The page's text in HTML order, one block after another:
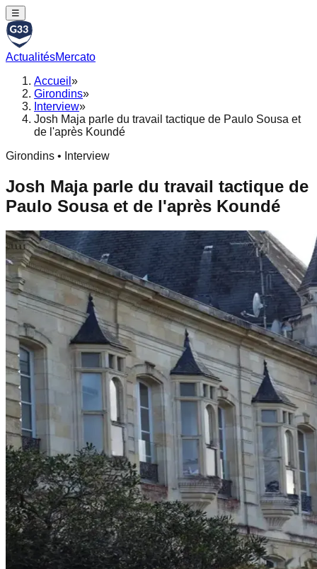
☰
ActualitésMercato
Accueil »
Girondins»
Interview»
Josh Maja parle du travail tactique de Paulo Sousa et
de l'après Koundé
Girondins • Interview
Josh Maja parle du travail tactique de
Paulo Sousa et de l'après Koundé